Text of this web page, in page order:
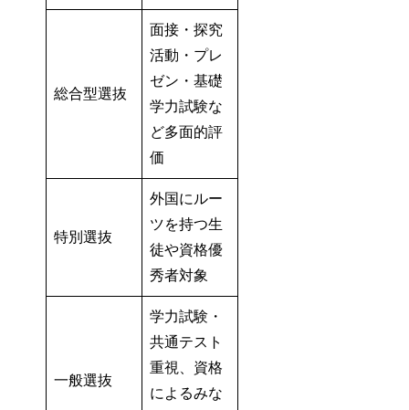
総合型選抜
面接・探究
活動・プレ
ゼン・基礎
学力試験な
ど多面的評
価
特別選抜
外国にルー
ツを持つ生
徒や資格優
秀者対象
一般選抜
学力試験・
共通テスト
重視、資格
によるみな